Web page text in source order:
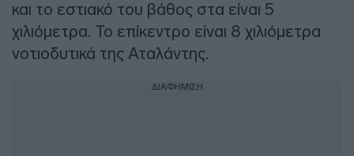
και το εστιακό του βάθος στα είναι 5
χιλιόμετρα. Το επίκεντρο είναι 8 χιλιόμετρα
νοτιοδυτικά της Αταλάντης.
ΔΙΑΦΗΜΙΣΗ